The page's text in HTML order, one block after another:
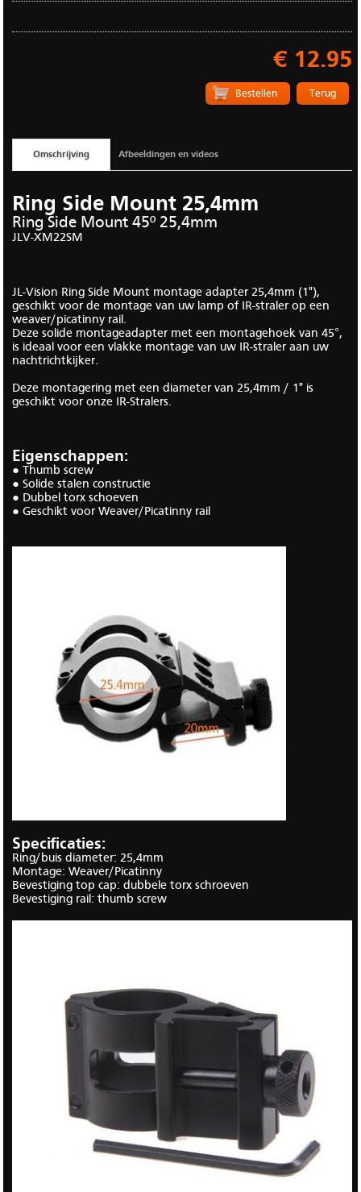
€ 12.95
Terug
Omschrijving Afbeeldingen en videos
Ring Side Mount 25,4mm
Ring Side Mount 45º 25,4mm
JLV-XM22SM
JL-Vision Ring Side Mount montage adapter 25,4mm (1"),
geschikt voor de montage van uw lamp of IR-straler op een
weaver/picatinny rail.
Deze solide montageadapter met een montagehoek van 45°,
is ideaal voor een vlakke montage van uw IR-straler aan uw
nachtrichtkijker.
Deze montagering met een diameter van 25,4mm / 1" is
geschikt voor onze IR-Stralers.
Eigenschappen:
● Thumb screw
● Solide stalen constructie
● Dubbel torx schoeven
● Geschikt voor Weaver/Picatinny rail
Specificaties:
Ring/buis diameter: 25,4mm
Montage: Weaver/Picatinny
Bevestiging top cap: dubbele torx schroeven
Bevestiging rail: thumb screw